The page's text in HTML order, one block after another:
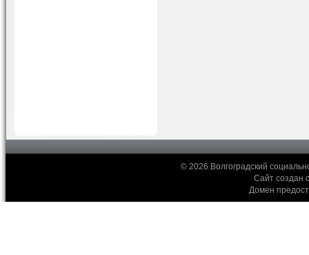
© 2026 Волгоградский
Сайт создан
Домен